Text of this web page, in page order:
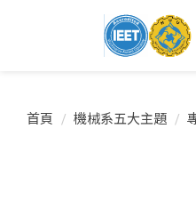
首頁 機械系五大主題